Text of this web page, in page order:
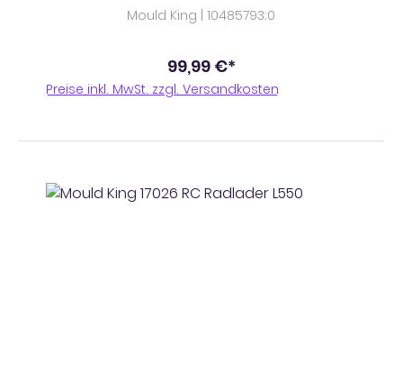
Mould King | 10485793;0
99,99 €*
Preise inkl. MwSt. zzgl. Versandkosten